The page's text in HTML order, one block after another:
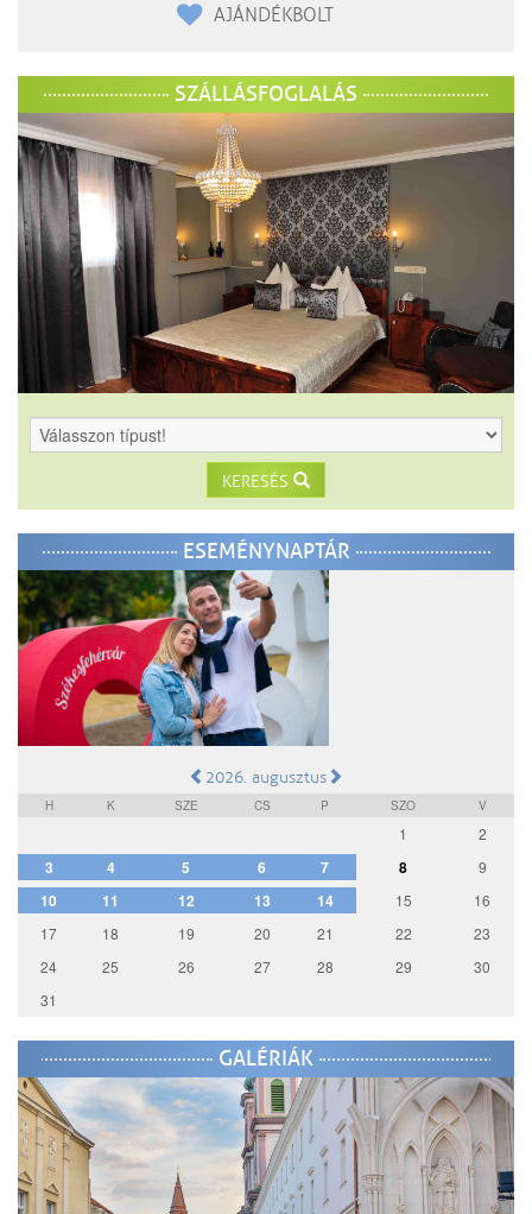
AJÁNDÉKBOLT
SZÁLLÁSFOGLALÁS
KERESÉS
ESEMÉNYNAPTÁR
2026. augusztus
H K SZE CS P SZO V
1 2
3 4 5 6 7 8 9
10 11 12 13 14 15
16
17
18 19 20 21 22
23
24
25 26 27 28 29
30
31
GALÉRIÁK